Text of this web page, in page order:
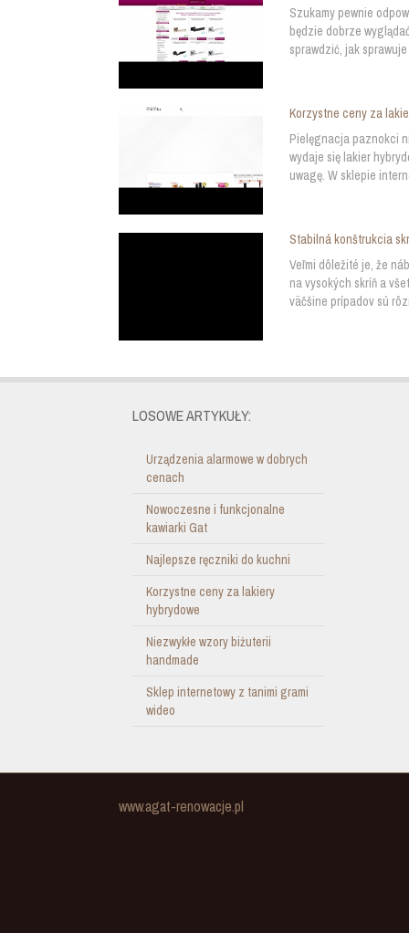
Szukamy pewnie
będzie dobrze
sprawdzić, jak
Korzystne ceny za
Pielęgnacja paznokci
wydaje się lakier
uwagę. W sklepie
Stabilná konštrukcia
Veľmi dôležité je, že
na vysokých skríň a
väčšine prípadov sú
LOSOWE ARTYKUŁY:
Urządzenia alarmowe w dobrych
cenach
Nowoczesne i funkcjonalne
kawiarki Gat
Najlepsze ręczniki do kuchni
Korzystne ceny za lakiery
hybrydowe
Niezwykłe wzory biżuterii
handmade
Sklep internetowy z tanimi grami
wideo
www.agat-renowacje.pl